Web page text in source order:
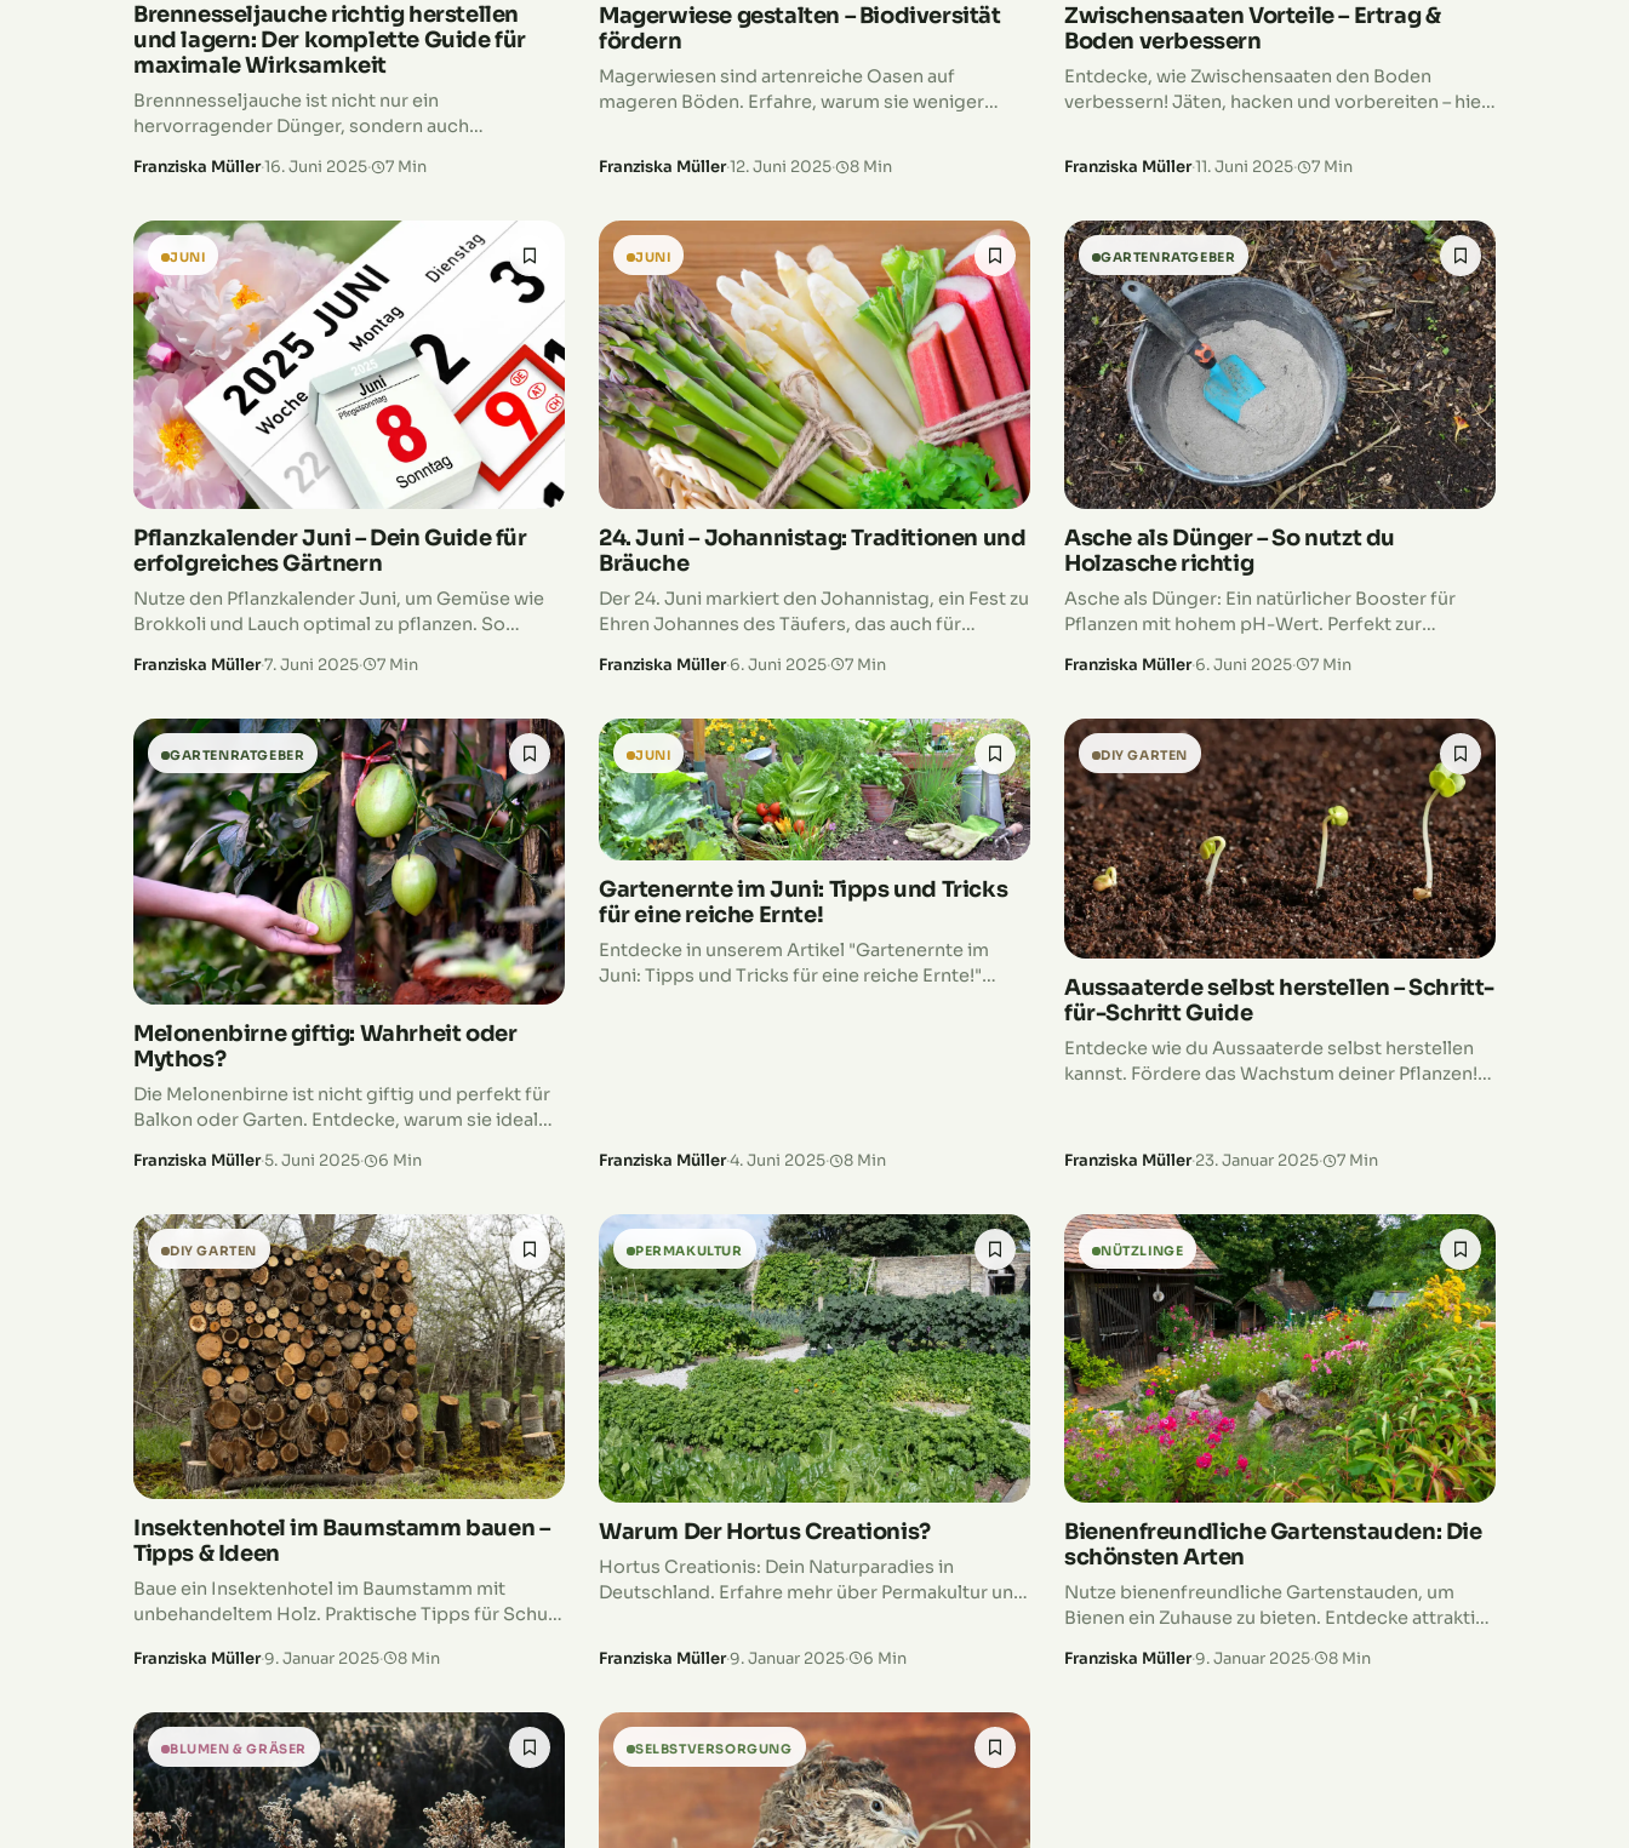
Brennesseljauche richtig herstellen
und lagern: Der komplette Guide für
maximale Wirksamkeit
Brennnesseljauche ist nicht nur ein
hervorragender Dünger, sondern auch
lagerst! Damit deine Jauche möglichst lange
dunklen Ort aufbewahren und regelmäßig auf
Schimmelbildung überprüfen. Wir erklären dir,
wie du die Jauche richtig herstellst, wie lange sie
haltbar ist und wann es Zeit wird, sie zu
entsorgen. Bereit, deinen Garten nachhaltig zu
düngen? Dann los, die Brennnesseljauche wartet!
Franziska Müller·16. Juni 2025· 7 Min
Magerwiese gestalten – Biodiversität
fördern
Magerwiesen sind artenreiche Oasen auf
mageren Böden. Erfahre, warum sie weniger
Franziska Müller·12. Juni 2025· 8 Min
Zwischensaaten Vorteile – Ertrag &
Boden verbessern
Entdecke, wie Zwischensaaten den Boden
verbessern! Jäten, hacken und vorbereiten – hier
Franziska Müller·11. Juni 2025· 7 Min
JUNI
Pflanzkalender Juni – Dein Guide für
erfolgreiches Gärtnern
Nutze den Pflanzkalender Juni, um Gemüse wie
Brokkoli und Lauch optimal zu pflanzen. So
Franziska Müller·7. Juni 2025· 7 Min
JUNI
24. Juni – Johannistag: Traditionen und
Bräuche
Der 24. Juni markiert den Johannistag, ein Fest zu
Ehren Johannes des Täufers, das auch für
Franziska Müller·6. Juni 2025· 7 Min
GARTENRATGEBER
Asche als Dünger – So nutzt du
Holzasche richtig
Asche als Dünger: Ein natürlicher Booster für
Pflanzen mit hohem pH-Wert. Perfekt zur
Nährstoffversorgung.
Franziska Müller·6. Juni 2025· 7 Min
GARTENRATGEBER
Melonenbirne giftig: Wahrheit oder
Mythos?
Die Melonenbirne ist nicht giftig und perfekt für
Balkon oder Garten. Entdecke, warum sie ideal
Franziska Müller·5. Juni 2025· 6 Min
JUNI
Gartenernte im Juni: Tipps und Tricks
für eine reiche Ernte!
Entdecke in unserem Artikel "Gartenernte im
Juni: Tipps und Tricks für eine reiche Ernte!"
Franziska Müller·4. Juni 2025· 8 Min
DIY GARTEN
Aussaaterde selbst herstellen – Schritt-
für-Schritt Guide
Entdecke wie du Aussaaterde selbst herstellen
kannst. Fördere das Wachstum deiner Pflanzen!
Franziska Müller·23. Januar 2025· 7 Min
DIY GARTEN
Insektenhotel im Baumstamm bauen –
Tipps & Ideen
Baue ein Insektenhotel im Baumstamm mit
unbehandeltem Holz. Praktische Tipps für Schutz
hier!
Franziska Müller·9. Januar 2025· 8 Min
PERMAKULTUR
Warum Der Hortus Creationis?
Hortus Creationis: Dein Naturparadies in
Deutschland. Erfahre mehr über Permakultur und
Franziska Müller·9. Januar 2025· 6 Min
NÜTZLINGE
Bienenfreundliche Gartenstauden: Die
schönsten Arten
Nutze bienenfreundliche Gartenstauden, um
Bienen ein Zuhause zu bieten. Entdecke attraktive
Franziska Müller·9. Januar 2025· 8 Min
BLUMEN & GRÄSER SELBSTVERSORGUNG